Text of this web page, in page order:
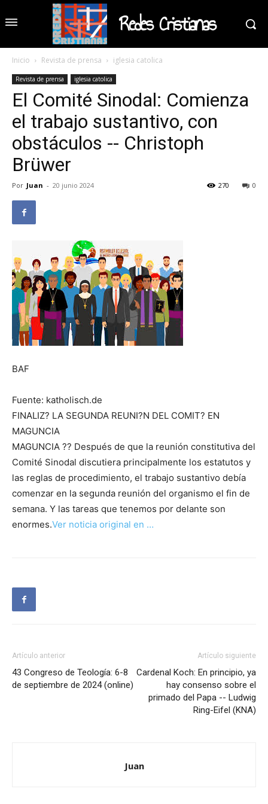
Redes Cristianas
Inicio Revista de prensa iglesia catolica
Revista de prensa iglesia catolica
El Comité Sinodal: Comienza
el trabajo sustantivo, con
obstáculos -- Christoph
Brüwer
Por Juan - 20 junio 2024 0
270
BAF
Fuente: katholisch.de
FINALIZ? LA SEGUNDA REUNI?N DEL COMIT? EN
MAGUNCIA
MAGUNCIA ?? Después de que la reunión constitutiva del
Comité Sinodal discutiera principalmente los estatutos y
las reglas de procedimiento, el trabajo sustantivo debía
comenzar en la segunda reunión del organismo el fin de
semana. Y las tareas que tenemos por delante son
enormes.Ver noticia original en …
Artículo anterior
43 Congreso de Teología: 6-8
de septiembre de 2024 (online)
Artículo siguiente
Cardenal Koch: En principio, ya
hay consenso sobre el
primado del Papa -- Ludwig
Ring-Eifel (KNA)
Juan